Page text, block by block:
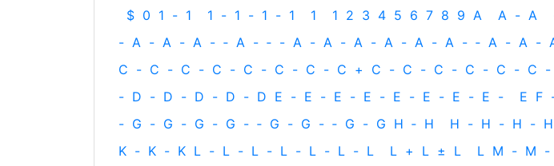
$ 0 1 - 1 1 - 1 - 1 - 1 1 1 2 3 4 5 6 7 8 9 A A - A
- A - A - A - ‐ A - ‐ - A - A - A - A - A - A - ‐ A - A -
C - C - C - C - C - C - C - C + C - C - C - C - C - C -
- D - D - D - D - D E - E - E - E - E - E - E - E - E F
- G - G - G - G - ‐ G - G - ‐ G - G H ‐ H H - H - H - H
K - K - K L - L - L - L - L - L - L L + L ± L L M - M -